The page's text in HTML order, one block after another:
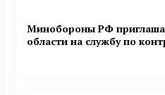
Минобoроны РФ
области на службу по